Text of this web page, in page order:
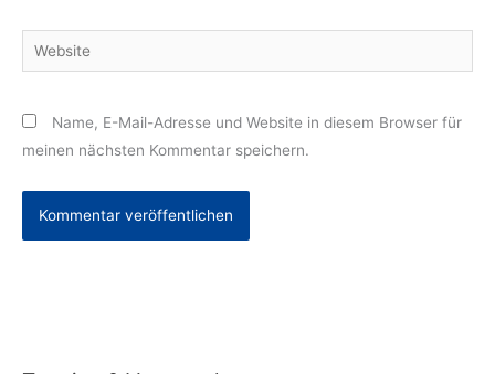
Website
Name, E-Mail-Adresse und Website in diesem Browser für
meinen nächsten Kommentar speichern.